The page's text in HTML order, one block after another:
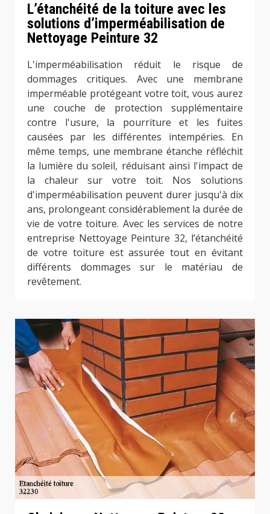
L’étanchéité de la toiture avec les
solutions d’imperméabilisation de
Nettoyage Peinture 32
L'imperméabilisation réduit le risque de
dommages critiques. Avec une membrane
imperméable protégeant votre toit, vous aurez
une couche de protection supplémentaire
contre l'usure, la pourriture et les fuites
causées par les différentes intempéries. En
même temps, une membrane étanche réfléchit
la lumière du soleil, réduisant ainsi l'impact de
la chaleur sur votre toit. Nos solutions
d'imperméabilisation peuvent durer jusqu'à dix
ans, prolongeant considérablement la durée de
vie de votre toiture. Avec les services de notre
entreprise Nettoyage Peinture 32, l’étanchéité
de votre toiture est assurée tout en évitant
différents dommages sur le matériau de
revêtement.